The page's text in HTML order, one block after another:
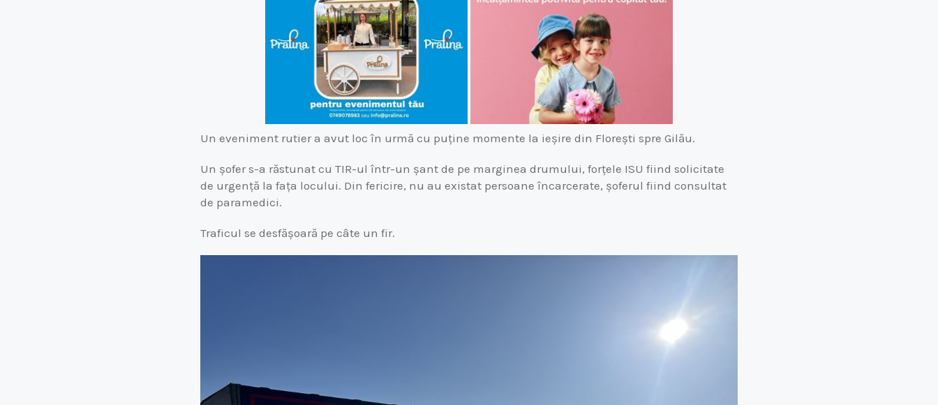
Un eveniment rutier a avut loc în urmă cu puține momente la ieșire din Florești spre Gilău.
Un șofer s-a răstunat cu TIR-ul într-un șant de pe marginea drumului, forțele ISU fiind solicitate
de urgență la fața locului. Din fericire, nu au existat persoane încarcerate, șoferul fiind consultat
de paramedici.
Traficul se desfășoară pe câte un fir.